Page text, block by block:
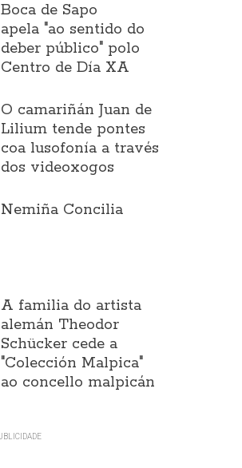
Boca de Sapo
apela "ao sentido do
deber público" polo
Centro de Día XA
O camariñán Juan de
Lilium tende pontes
coa lusofonía a través
dos videoxogos
Nemiña Concilia
A familia do artista
alemán Theodor
Schücker cede a
"Colección Malpica"
ao concello malpicán